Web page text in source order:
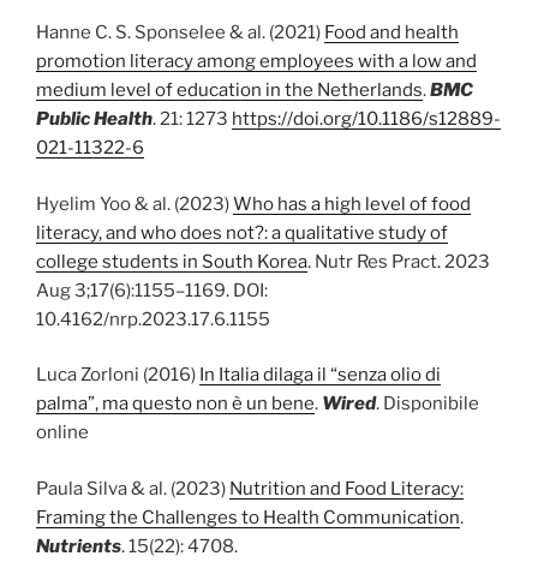
Hanne C. S. Sponselee & al. (2021) Food and health
promotion literacy among employees with a low and
medium level of education in the Netherlands.BMC
Public Health. 21: 1273 https://doi.org/10.1186/s12889-
021-11322-6
Hyelim Yoo & al. (2023)Who has a high level of food
literacy, and who does not?: a qualitative study of
college students in South Korea. Nutr Res Pract. 2023
Aug 3;17(6):1155–1169. DOI:
10.4162/nrp.2023.17.6.1155
Luca Zorloni (2016) In Italia dilaga il “senza olio di
palma”, ma questo non è un bene. Wired. Disponibile
online
Paula Silva & al. (2023) Nutrition and Food Literacy:
Framing the Challenges to Health Communication.
Nutrients. 15(22): 4708.